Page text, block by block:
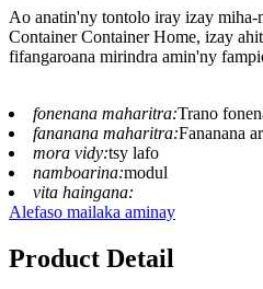
Ao anatin'ny tontolo iray izay miha-
Container Container Home, izay
fifangaroana mirindra amin'ny
fonenana maharitra:Trano
fananana maharitra:Fananana
mora vidy:tsy lafo
namboarina:modul
vita haingana:
Alefaso mailaka aminay
Product Detail